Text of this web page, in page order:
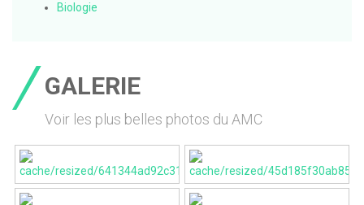
Biologie
GALERIE
Voir les plus belles photos du AMC